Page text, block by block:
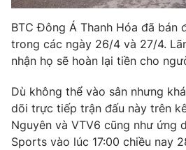
Thị trường 24h Tấm
VTV4 Vươn
VTV9 VTV8
Liên hệ tòa soạn
BTC Đông Á Thanh Hóa đã bán
trong các ngày 26/4 và 27/4.
nhận họ sẽ hoàn lại tiền cho
Dù không thể vào sân nhưng
dõi trực tiếp trận đấu này trên
Nguyên và VTV6 cũng như ứng
Sports vào lúc 17:00 chiều nay